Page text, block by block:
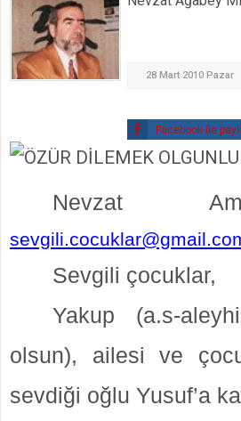
28 Mart 2010 Pazar
Facebook ile
Nevzat
Sevgili çocuklar,
Yakup (a.s-
olsun), ailesi ve
sevdiği oğlu Yusuf’a